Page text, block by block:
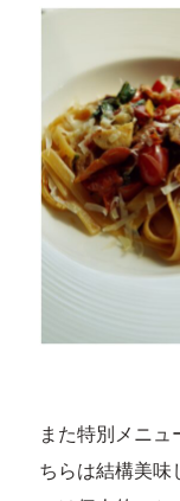
また特別メニュ
ちらは結構美味